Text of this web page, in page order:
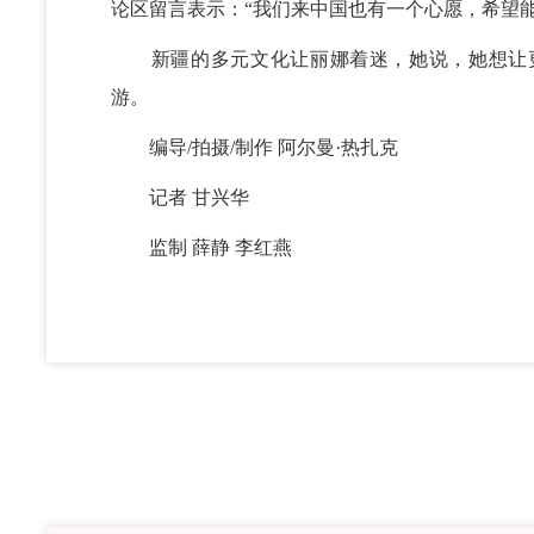
论区留言表示：“我们来中国也有一个心愿，希望
新疆的多元文化让丽娜着迷，她说，她想让
游。
编导/拍摄/制作 阿尔曼·热扎克
记者 甘兴华
监制 薛静 李红燕